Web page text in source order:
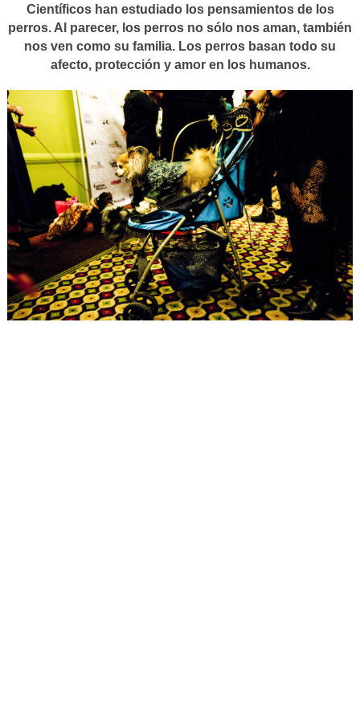
Científicos han estudiado los pensamientos de los
perros. Al parecer, los perros no sólo nos aman, también
nos ven como su familia. Los perros basan todo su
afecto, protección y amor en los humanos.